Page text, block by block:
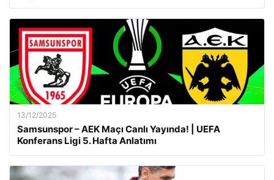
13/12/2025
Samsunspor – AEK Maçı Canlı Yayında! | UEFA
Konferans Ligi 5. Hafta Anlatımı